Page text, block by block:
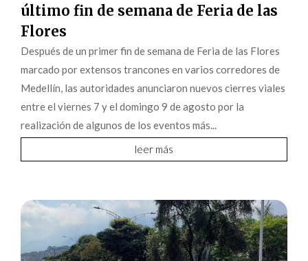
último fin de semana de Feria de las
Flores
Después de un primer fin de semana de Feria de las Flores
marcado por extensos trancones en varios corredores de
Medellín, las autoridades anunciaron nuevos cierres viales
entre el viernes 7 y el domingo 9 de agosto por la
realización de algunos de los eventos más...
leer más